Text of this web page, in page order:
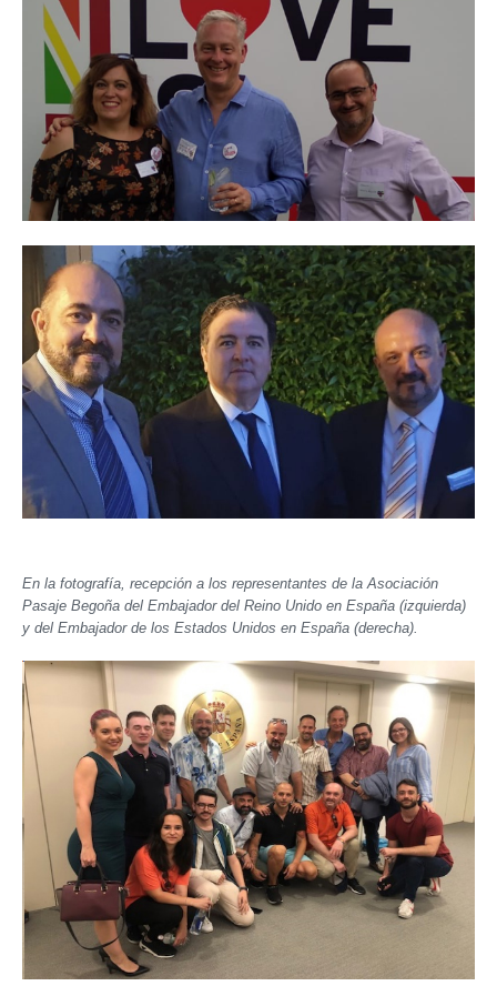
En la fotografía, recepción a los representantes de la Asociación
Pasaje Begoña del Embajador del Reino Unido en España (izquierda)
y del Embajador de los Estados Unidos en España (derecha).